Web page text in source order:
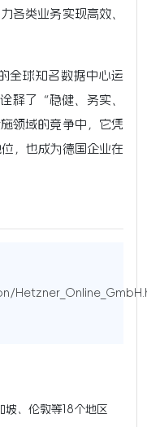
各类业务实现高效、
全球知名数据中心运
释了“稳健、务实、
领域的竞争中，它凭
，也成为德国企业在
、伦敦等18个地区